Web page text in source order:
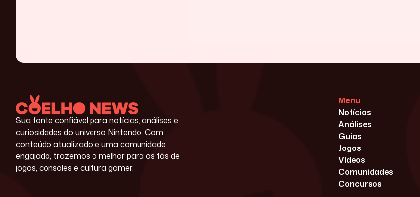
Sua fonte confiável para notícias, análises e
curiosidades do universo Nintendo. Com
conteúdo atualizado e uma comunidade
engajada, trazemos o melhor para os fãs de
jogos, consoles e cultura gamer.
Menu
Notícias
Análises
Guias
Jogos
Vídeos
Comunidades
Concursos